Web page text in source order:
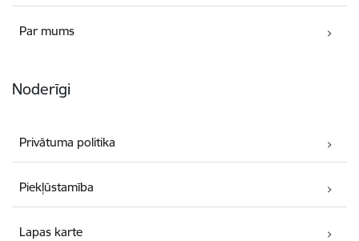
Par mums
Noderīgi
Privātuma politika
Piekļūstamība
Lapas karte